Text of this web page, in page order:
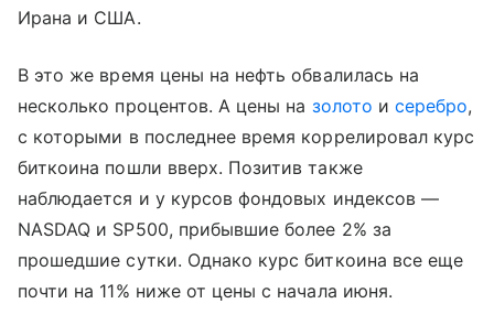
Ирана и США.
В это же время цены на нефть обвалилась на
несколько процентов. А цены на золото и серебро,
с которыми в последнее время коррелировал курс
биткоина пошли вверх. Позитив также
наблюдается и у курсов фондовых индексов —
NASDAQ и SP500, прибывшие более 2% за
прошедшие сутки. Однако курс биткоина все еще
почти на 11% ниже от цены с начала июня.